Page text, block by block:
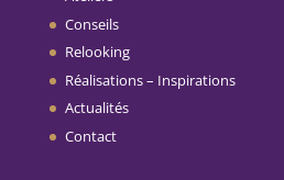
Conseils
Relooking
Réalisations – Inspirations
Actualités
Contact